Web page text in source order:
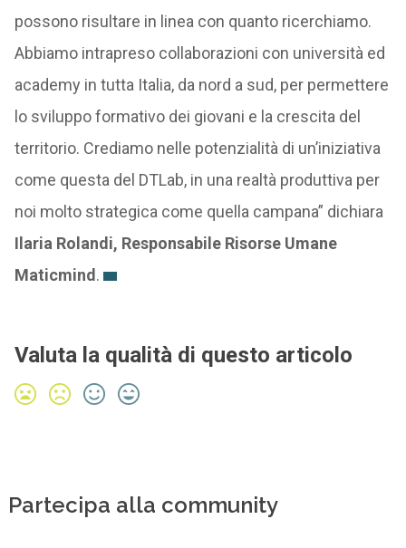
possono risultare in linea con quanto ricerchiamo.
Abbiamo intrapreso collaborazioni con università ed
academy in tutta Italia, da nord a sud, per permettere
lo sviluppo formativo dei giovani e la crescita del
territorio. Crediamo nelle potenzialità di un’iniziativa
come questa del DTLab, in una realtà produttiva per
noi molto strategica come quella campana” dichiara
Ilaria Rolandi, Responsabile Risorse Umane
Maticmind .
Valuta la qualità di questo articolo
Partecipa alla community